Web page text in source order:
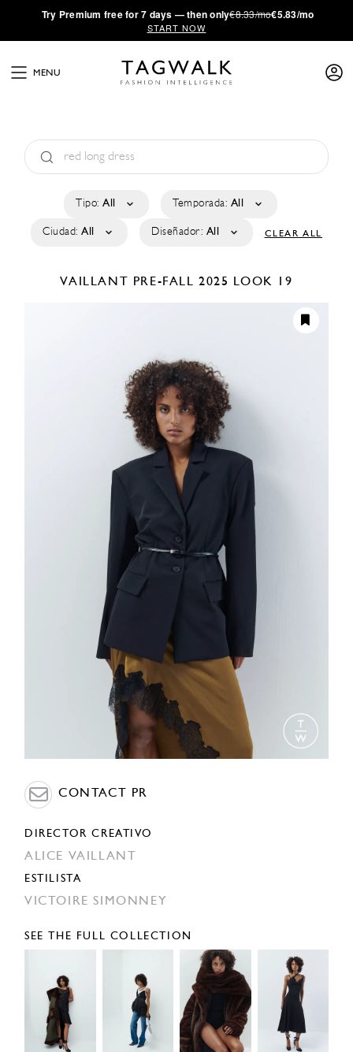
·Try Premium free for 7 days — then only€8.33/mo€5.83/mo
START NOW
MENU
Tipo: All Temporada: All
Ciudad: All Diseñador: All CLEAR ALL
VAILLANT PRE-FALL 2025 LOOK 19
CONTACT PR
DIRECTOR CREATIVO
ALICE VAILLANT
ESTILISTA
VICTOIRE SIMONNEY
SEE THE FULL COLLECTION